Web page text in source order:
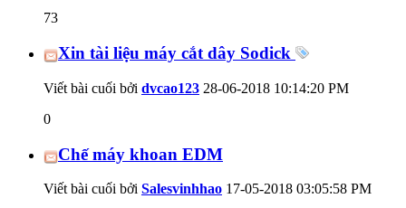
73
Xin tài liệu máy cắt dây Sodick
Viết bài cuối bởi dvcao123 28-06-2018 10:14:20 PM
0
Chế máy khoan EDM
Viết bài cuối bởi Salesvinhhao 17-05-2018 03:05:58 PM